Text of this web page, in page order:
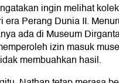
ingin melihat
era Perang Dunia II.
ada di Museum
izin masuk
membuahkan hasil.